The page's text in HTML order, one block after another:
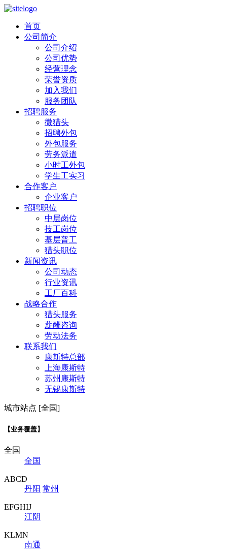
首页
公司简介
公司介绍
公司优势
经营理念
荣誉资质
加入我们
服务团队
招聘服务
微猎头
招聘外包
外包服务
劳务派遣
小时工外包
学生工实习
合作客户
企业客户
招聘职位
中层岗位
技工岗位
基层普工
猎头职位
新闻资讯
公司动态
行业资讯
工厂百科
战略合作
猎头服务
薪酬咨询
劳动法务
联系我们
康斯特总部
上海康斯特
苏州康斯特
无锡康斯特
城市站点 [全国]
【业务覆盖】
全国
全国
ABCD
丹阳 常州
EFGHIJ
江阴
KLMN
南通